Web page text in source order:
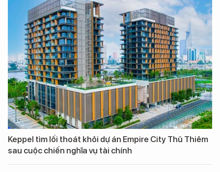
Keppel tìm lối thoát khỏi dự án Empire City Thủ Thiêm
sau cuộc chiến nghĩa vụ tài chính